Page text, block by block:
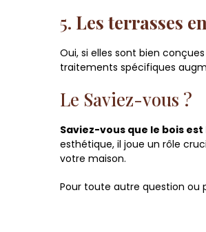
5. Les terrasses
Oui, si elles sont bien
traitements spécifiques
Le Saviez-vous ?
Saviez-vous que le bois
esthétique, il joue un rôle
votre maison.
Pour toute autre question ou